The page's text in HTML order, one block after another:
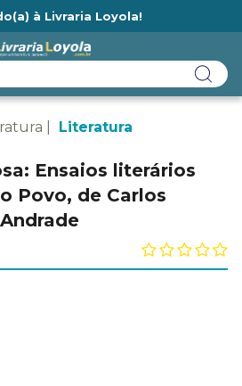
à Livraria Loyola!
Literatura
Ensaios literários
Povo, de Carlos